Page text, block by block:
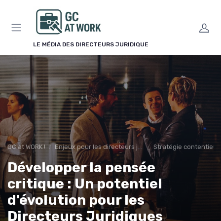
LE MÉDIA DES DIRECTEURS JURIDIQUE
GC at WORK ! Enjeux pour les directeurs juridiques Stratégie
Développer la pensée
critique : Un potentiel
d'évolution pour les
Directeurs Juridiques